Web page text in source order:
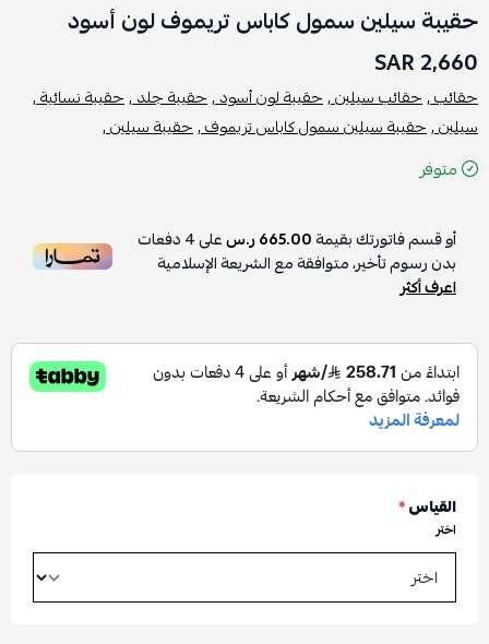
حقيبة سيلين سمول كاباس تريموف لون أسود
2,660 SAR
حقائب ,حقائب سيلين ,حقيبة لون أسود ,حقيبة جلد ,حقيبة نسائية ,
سيلين ,حقيبة سيلين سمول كاباس تريموف ,حقيبة سيلين ,
متوفر
أو قسم فاتورتك بقيمة665.00 ر.س على4دفعات
بدون رسوم تأخير، متوافقة مع الشريعة الإسلامية
اعرف أكثر
القياس*
اختر